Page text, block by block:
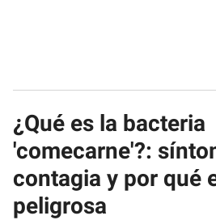
¿Qué es la bacteria
'comecarne'?:
contagia y por qué
peligrosa